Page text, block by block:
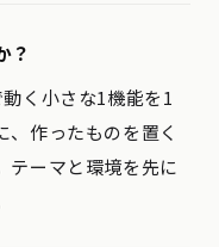
？
く小さな1機能を1
、作ったものを置く
テーマと環境を先に